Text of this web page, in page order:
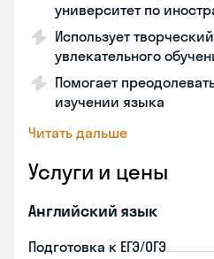
университет по
Использует
увлекательного
Помогает
изучении языка
Читать дальше
Услуги и цены
Английский язык
Подготовка к ЕГЭ/ОГЭ